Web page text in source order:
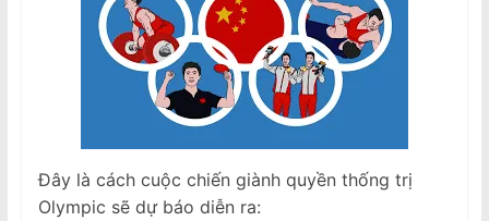
Đây là cách cuộc chiến giành quyền thống trị
Olympic sẽ dự báo diễn ra: